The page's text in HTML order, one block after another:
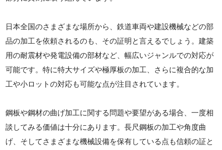
日本全国のさまざまな場所から、鉄道車両や建設機械などの部
品の加工を依頼されるのも、その証明と言えるでしょう。建築
用の耐震材や発電設備の部材など、幅広いジャンルでの対応が
可能です。特に特大サイズや極厚板の加工、さらに複合的な加
工や小ロットの対応も可能な点が注目されています。
鋼板や鋼材の曲げ加工に関する問題や要望がある場合、一度相
談してみる価値は十分にあります。長尺鋼板の加工や角度曲
げ、そしてさまざまな機械設備を保有している点も信頼の証と